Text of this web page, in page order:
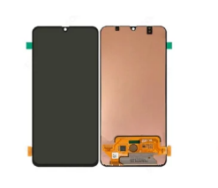
1. Dấu hiệu cho thấy bạn cần
2. Nguyên nhân khiến màn
3. Tại sao nên chọn thay màn